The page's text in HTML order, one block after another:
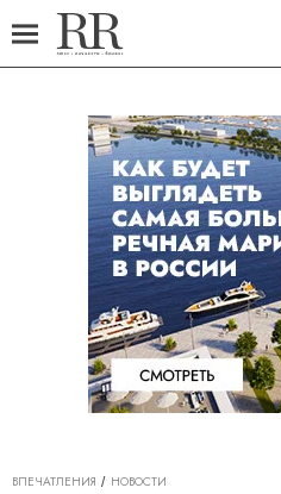
ВПЕЧАТЛЕНИЯ
НОВОСТИ